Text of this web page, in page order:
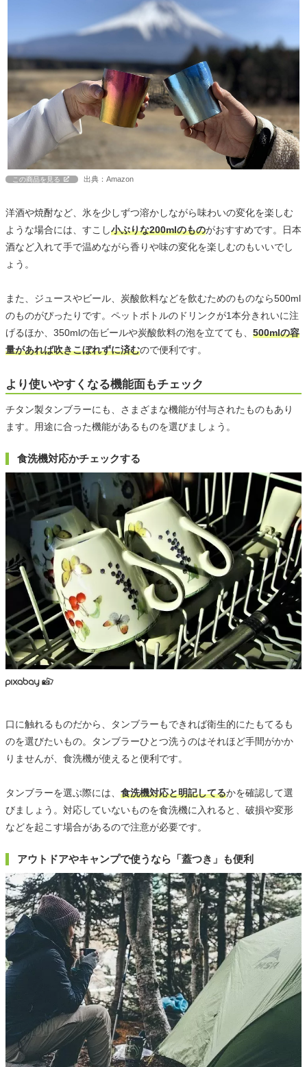
この商品を見る 出典：Amazon
洋酒や焼酎など、氷を少しずつ溶かしながら味わいの変化を楽しむ
ような場合には、すこし小ぶりな200mlのものがおすすめです。日本
酒など入れて手で温めながら香りや味の変化を楽しむのもいいでし
ょう。
また、ジュースやビール、炭酸飲料などを飲むためのものなら500ml
のものがぴったりです。ペットボトルのドリンクが1本分きれいに注
げるほか、350mlの缶ビールや炭酸飲料の泡を立てても、 500mlの容
量があれば吹きこぼれずに済むので便利です。
より使いやすくなる機能面もチェック
チタン製タンブラーにも、さまざまな機能が付与されたものもあり
ます。用途に合った機能があるものを選びましょう。
食洗機対応かチェックする
口に触れるものだから、タンブラーもできれば衛生的にたもてるも
のを選びたいもの。タンブラーひとつ洗うのはそれほど手間がかか
りませんが、食洗機が使えると便利です。
タンブラーを選ぶ際には、 食洗機対応と明記してるかを確認して選
びましょう。対応していないものを食洗機に入れると、破損や変形
などを起こす場合があるので注意が必要です。
アウトドアやキャンプで使うなら「蓋つき」も便利